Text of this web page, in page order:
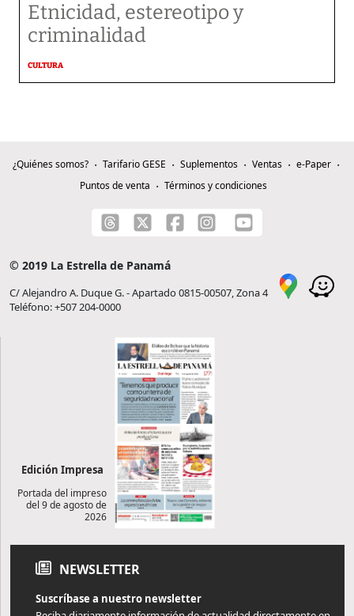
Etnicidad, estereotipo y
criminalidad
CULTURA
¿Quiénes somos? Tarifario GESE Suplementos Ventas
e-Paper
Puntos de venta
Términos y condiciones
© 2019 La Estrella de Panamá
C/ Alejandro A. Duque G. - Apartado 0815-00507, Zona 4
Teléfono: +507 204-0000
Edición Impresa
Portada del impreso
del 9 de agosto de
2026
NEWSLETTER
Suscríbase a nuestro newsletter